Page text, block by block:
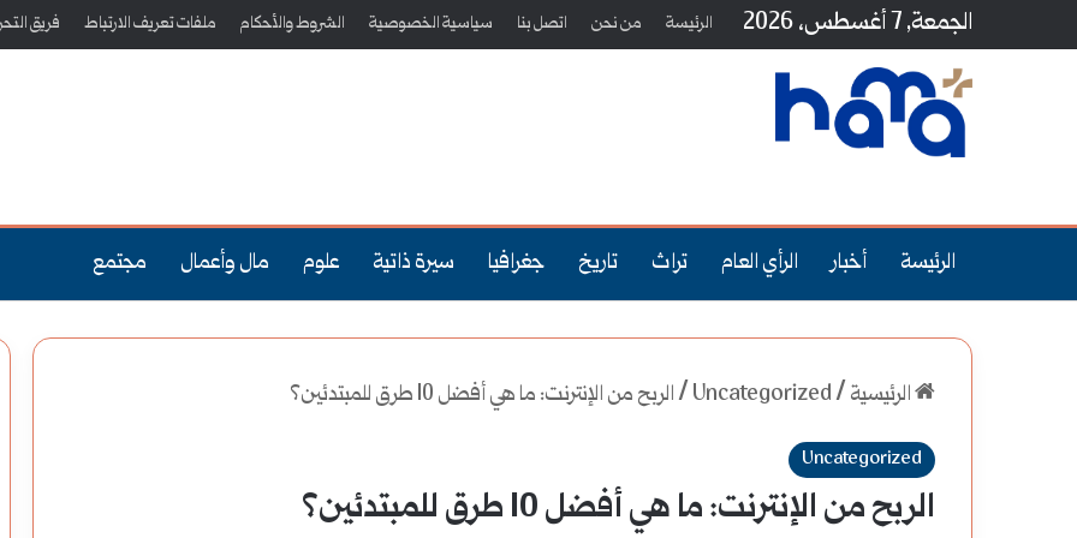
الجمعة, 7 أغسطس، 2026 الرئيسة من نحن اتصل بنا سياسية الخصوصية الشروط والأحكام ملفات تعريف الارتباط فريق
الرئيسة أخبار الرأي العام تراث تاريخ جغرافيا سيرة ذاتية علوم مال وأعمال مجتمع
الرئيسية /
Uncategorized
/الربح من الإنترنت: ما هي أفضل 10 طرق للمبتدئين؟
Uncategorized
الربح من الإنترنت: ما هي أفضل 10 طرق للمبتدئين؟